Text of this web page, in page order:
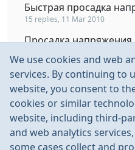
Быстрая просадка
15 replies, 11 Mar 2010
Просадка
просадка бортового
16 replies, 16 Jun 2011
Просадка напряжения
13 replies, 20 Mar 2023
We use cookies and web
services. By continuing to
website, you consent to
cookies or similar
website, including third-
and web analytics
some cases collect and